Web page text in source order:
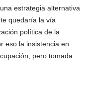
estrategia alternativa
quedaría la vía
política de la
eso la insistencia en
pero tomada